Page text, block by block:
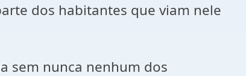
dos habitantes que viam nele
sem nunca nenhum dos